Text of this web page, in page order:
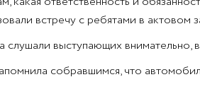
встречу с ребятами в актовом
слушали выступающих
собравшимся, что